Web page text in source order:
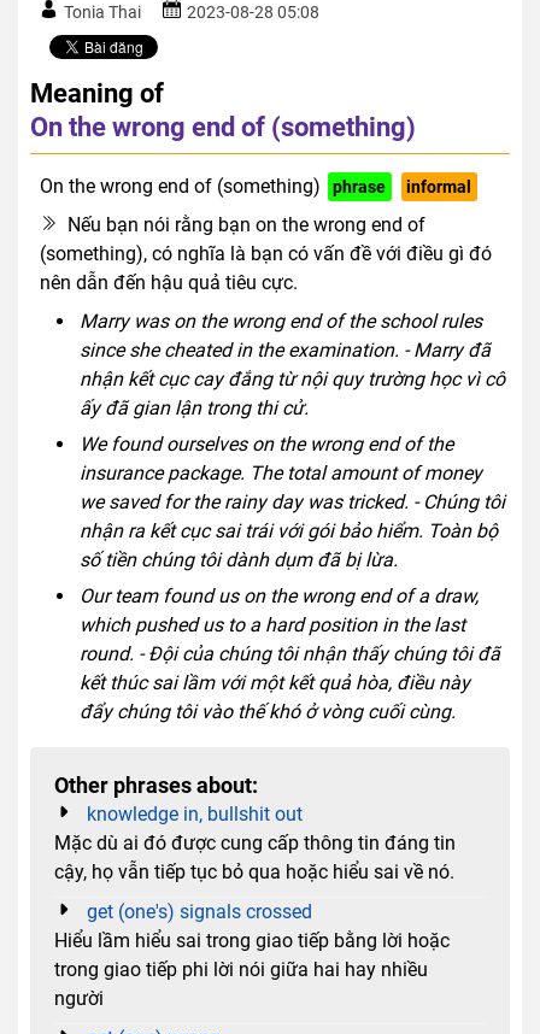
Tonia Thai 2023-08-28 05:08
Meaning of
On the wrong end of (something)
On the wrong end of (something) phrase informal
Nếu bạn nói rằng bạn on the wrong end of
(something), có nghĩa là bạn có vấn đề với điều gì đó
nên dẫn đến hậu quả tiêu cực.
Marry was on the wrong end of the school rules
since she cheated in the examination. - Marry đã
nhận kết cục cay đắng từ nội quy trường học vì cô
ấy đã gian lận trong thi cử.
We found ourselves on the wrong end of the
insurance package. The total amount of money
we saved for the rainy day was tricked. - Chúng tôi
nhận ra kết cục sai trái với gói bảo hiểm. Toàn bộ
số tiền chúng tôi dành dụm đã bị lừa.
Our team found us on the wrong end of a draw,
which pushed us to a hard position in the last
round. - Đội của chúng tôi nhận thấy chúng tôi đã
kết thúc sai lầm với một kết quả hòa, điều này
đẩy chúng tôi vào thế khó ở vòng cuối cùng.
Other phrases about:
knowledge in, bullshit out
Mặc dù ai đó được cung cấp thông tin đáng tin
cậy, họ vẫn tiếp tục bỏ qua hoặc hiểu sai về nó.
get (one's) signals crossed
Hiểu lầm hiểu sai trong giao tiếp bằng lời hoặc
trong giao tiếp phi lời nói giữa hai hay nhiều
người